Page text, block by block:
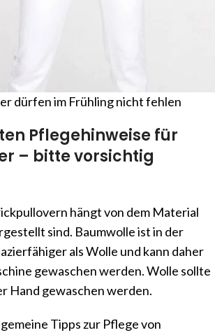
dürfen im Frühling nicht fehlen
Pflegehinweise für
– bitte vorsichtig
hängt von dem Material
sind. Baumwolle ist in der
als Wolle und kann daher
gewaschen werden. Wolle sollte
Hand gewaschen werden.
Tipps zur Pflege von